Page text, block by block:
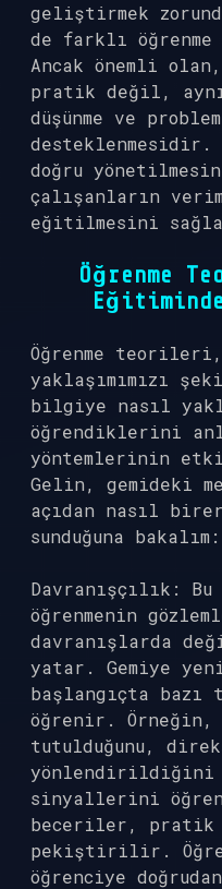
geliştirmek
de farklı
Ancak önemli
pratik değil,
düşünme ve
desteklenmesidir.
doğru
çalışanların
eğitilmesini
Öğrenme
Öğrenme
yaklaşımımızı
bilgiye nasıl
öğrendiklerini
yöntemlerinin
Gelin, gemideki
açıdan nasıl
sunduğuna bakalım:
Davranışçılık:
öğrenmenin
davranışlarda
yatar. Gemiye
başlangıçta bazı
öğrenir. Örneğin,
tutulduğunu,
yönlendirildiğini
sinyallerini
beceriler, pratik
pekiştirilir.
öğrenciye